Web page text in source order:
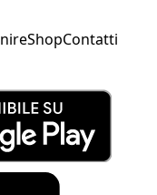
ShopContatti